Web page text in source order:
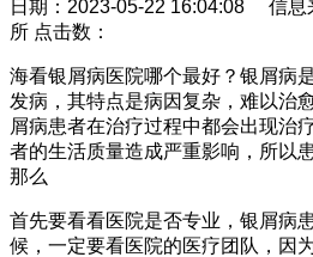
日期：2023-05-22 16:04:08 信息
所 点击数：
海看银屑病医院哪个最好？银屑病
发病，其特点是病因复杂，难以治
屑病患者在治疗过程中都会出现治
者的生活质量造成严重影响，所以
那么
首先要看看医院是否专业，银屑病
候，一定要看医院的医疗团队，因